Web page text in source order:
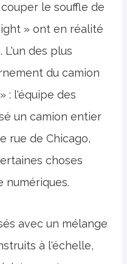
le souffle de
» ont en réalité
L'un des plus
du camion
: l'équipe des
un camion entier
rue de Chicago,
choses
avec un mélange
à l'échelle,